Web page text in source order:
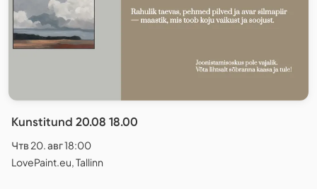
Kunstitund 20.08 18.00
Чтв 20. авг 18:00
LovePaint.eu, Tallinn